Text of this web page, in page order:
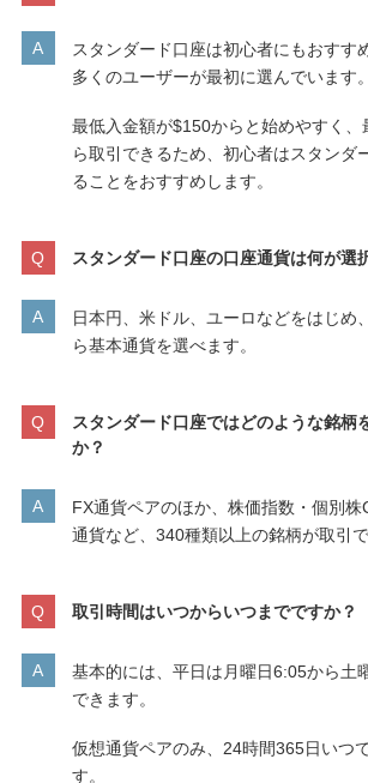
スタンダード口座は初心者にもおすす
多くのユーザーが最初に選んでいます。
最低入金額が$150からと始めやすく
ら取引できるため、初心者はスタンダ
ることをおすすめします。
スタンダード口座の口座通貨は何が選
日本円、米ドル、ユーロなどをはじめ
ら基本通貨を選べます。
スタンダード口座ではどのような銘柄
か？
FX通貨ペアのほか、株価指数・個別株
通貨など、340種類以上の銘柄が取引で
取引時間はいつからいつまでですか？
基本的には、平日は月曜日6:05から土
できます。
仮想通貨ペアのみ、24時間365日いつ
す。